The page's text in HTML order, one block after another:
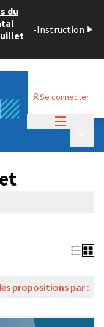
du
-Instruction
Se connecter
propositions par :